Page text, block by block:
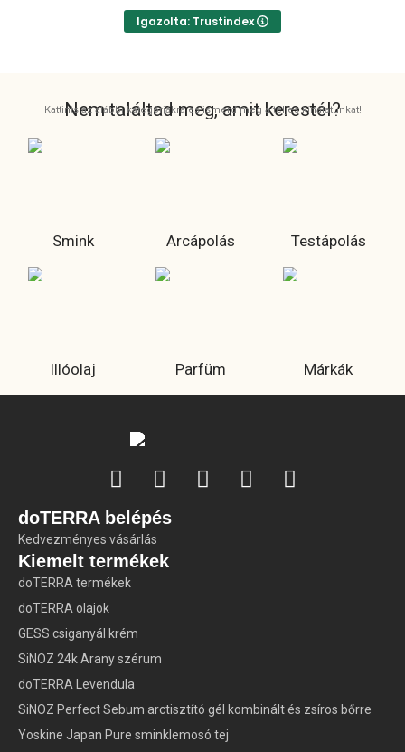
Igazolta: Trustindex
Nem találtad meg, amit kerestél?
Kattints az alábbi kategóriákra és ismerd meg a teljes kínálatunkat!
Smink Arcápolás Testápolás
Illóolaj Parfüm Márkák
doTERRA belépés
Kedvezményes vásárlás
Kiemelt termékek
doTERRA termékek
doTERRA olajok
GESS csiganyál krém
SiNOZ 24k Arany szérum
doTERRA Levendula
SiNOZ Perfect Sebum arctisztító gél kombinált és zsíros bőrre
Yoskine Japan Pure sminklemosó tej